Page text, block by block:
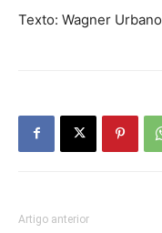
Texto: Wagner Urbano
Artigo anterior